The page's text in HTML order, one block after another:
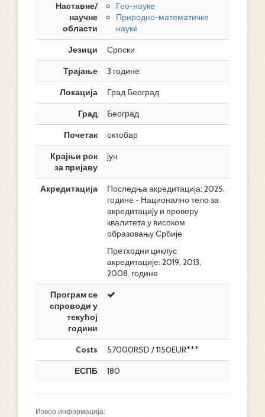
Наставне/
научне
области
Гео-науке
Природно-математичке
науке
Језици
Српски
Трајање
3 године
Локација
Град Београд
Град
Београд
Почетак
октобар
Крајњи рок
за пријаву
јун
Акредитација
Последња акредитација: 2025.
године - Национално тело за
акредитацију и проверу
квалитета у високом
образовању Србије
Претходни циклус
акредитације: 2019, 2013,
2008. године
Програм се
спроводи у
текућој
години
Costs
57000RSD / 1150EUR***
ЕСПБ
180
Извор информација: